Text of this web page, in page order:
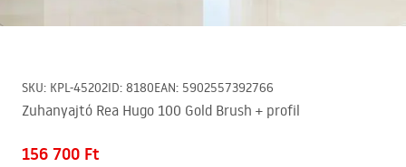
SKU: KPL-45202ID: 8180EAN: 5902557392766
Zuhanyajtó Rea Hugo 100 Gold Brush + profil
156 700 Ft